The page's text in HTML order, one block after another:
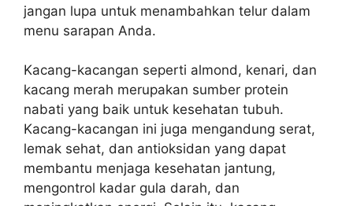
jangan lupa untuk menambahkan telur dalam
menu sarapan Anda.
Kacang-kacangan seperti almond, kenari, dan
kacang merah merupakan sumber protein
nabati yang baik untuk kesehatan tubuh.
Kacang-kacangan ini juga mengandung serat,
lemak sehat, dan antioksidan yang dapat
membantu menjaga kesehatan jantung,
mengontrol kadar gula darah, dan